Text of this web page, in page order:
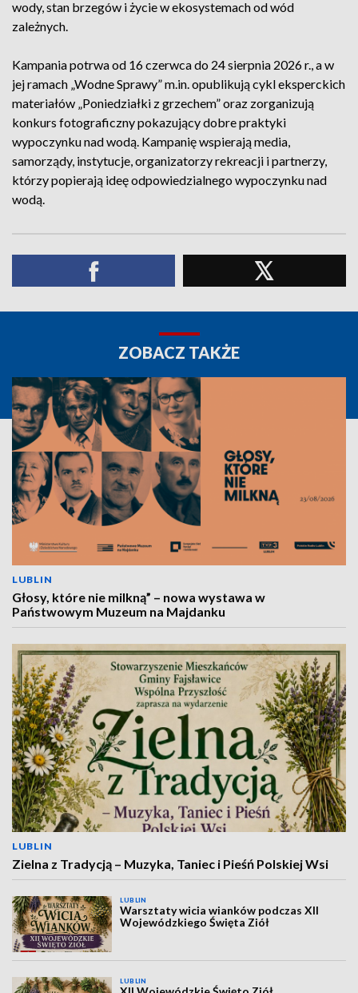
wody, stan brzegów i życie w ekosystemach od wód
zależnych.
Kampania potrwa od 16 czerwca do 24 sierpnia 2026 r., a w
jej ramach „Wodne Sprawy” m.in. opublikują cykl eksperckich
materiałów „Poniedziałki z grzechem” oraz zorganizują
konkurs fotograficzny pokazujący dobre praktyki
wypoczynku nad wodą. Kampanię wspierają media,
samorządy, instytucje, organizatorzy rekreacji i partnerzy,
którzy popierają ideę odpowiedzialnego wypoczynku nad
wodą.
ZOBACZ TAKŻE
LUBLIN
Głosy, które nie milkną” – nowa wystawa w
Państwowym Muzeum na Majdanku
LUBLIN
Zielna z Tradycją – Muzyka, Taniec i Pieśń Polskiej Wsi
LUBLIN
Warsztaty wicia wianków podczas XII
Wojewódzkiego Święta Ziół
LUBLIN